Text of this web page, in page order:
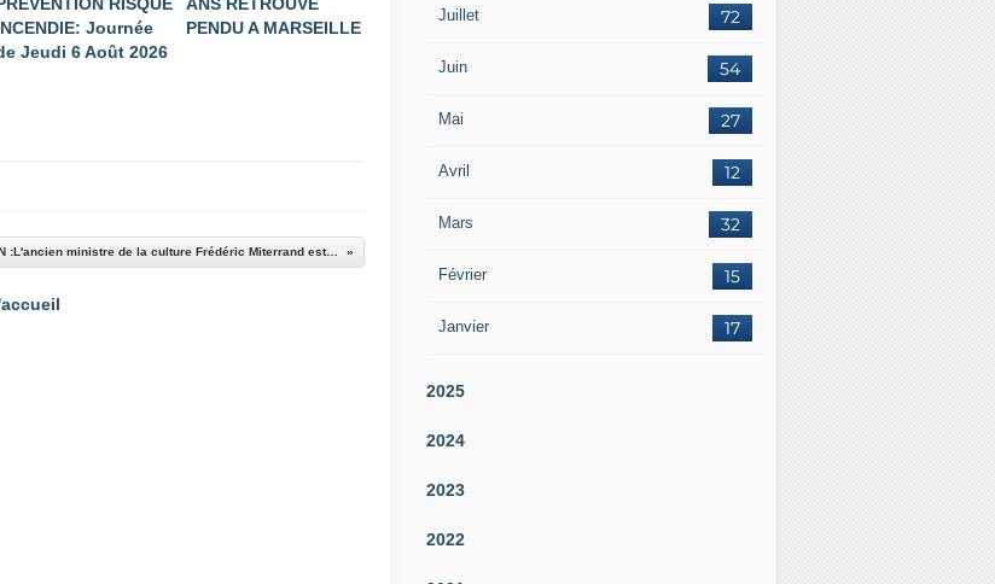
Journée
Jeudi 6 Août 2026
PENDU A MARSEILLE
DISPARITION :L'ancien ministre de la culture Frédéric Miterrand est mort à l'âge de 76 ans
Juillet 72
Juin 54
Mai 27
Avril 12
Mars 32
Février 15
Janvier 17
2025
2024
2023
2022